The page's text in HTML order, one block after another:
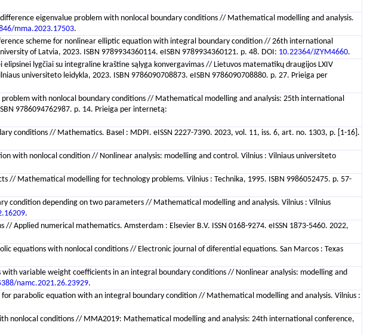
eigenvalue problem with nonlocal boundary conditions // Mathematical modelling and analysis.
mma.2023.17503.
scheme for nonlinear elliptic equation with integral boundary condition // 26th international
of Latvia, 2023. ISBN 9789934360114. eISBN 9789934360121. p. 48. DOI: 10.22364/JZYM4660.
elipsinei lygčiai su integraline kraštine sąlyga konvergavimas // Lietuvos matematikų draugijos LXIV
universiteto leidykla, 2023. ISBN 9786090708873. eISBN 9786090708880. p. 27. Prieiga per
with nonlocal boundary conditions // Mathematical modelling and analysis: 25th international
9786094762987. p. 14. Prieiga per internetą:
conditions // Mathematics. Basel : MDPI. eISSN 2227-7390. 2023, vol. 11, iss. 6, art. no. 1303, p. [1-16].
with nonlocal condition // Nonlinear analysis: modelling and control. Vilnius : Vilniaus universiteto
// Mathematical modelling for technology problems. Vilnius : Technika, 1995. ISBN 9986052475. p. 57-
condition depending on two parameters // Mathematical modelling and analysis. Vilnius : Vilnius
.
numerical mathematics. Amsterdam : Elsevier B.V. ISSN 0168-9274. eISSN 1873-5460. 2022,
equations with nonlocal conditions // Electronic journal of diferential equations. San Marcos : Texas
variable weight coefficients in an integral boundary conditions // Nonlinear analysis: modelling and
namc.2021.26.23929.
parabolic equation with an integral boundary condition // Mathematical modelling and analysis. Vilnius :
nonlocal conditions // MMA2019: Mathematical modelling and analysis: 24th international conference,